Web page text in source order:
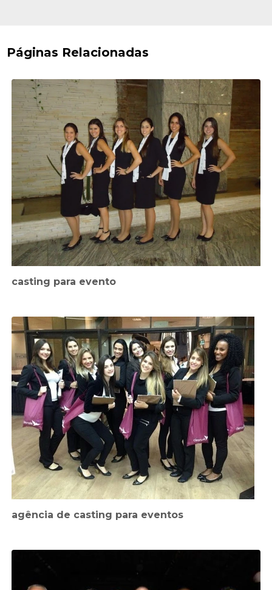
Páginas Relacionadas
casting para evento
agência de casting para eventos